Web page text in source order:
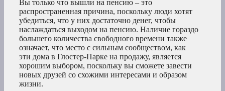
Вы только что вышли на пенсию – это
распространенная причина, поскольку люди хотят
убедиться, что у них достаточно денег, чтобы
наслаждаться выходом на пенсию. Наличие гораздо
большего количества свободного времени также
означает, что место с сильным сообществом, как
эти дома в Глостер-Парке на продажу, является
хорошим выбором, поскольку вы сможете завести
новых друзей со схожими интересами и образом
жизни.